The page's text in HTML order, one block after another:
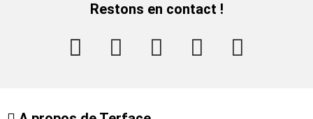
Restons en contact !